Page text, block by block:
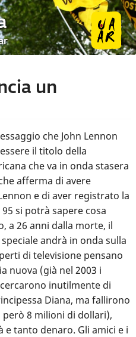
un
che John Lennon
il titolo della
che va in onda stasera
afferma di avere
e di aver registrato la
si potrà sapere cosa
a 26 anni dalla morte, il
andrà in onda sulla
di televisione pensano
nuova (già nel 2003 i
inutilmente di
Diana, ma fallirono
8 milioni di dollari),
tanto denaro. Gli amici e i